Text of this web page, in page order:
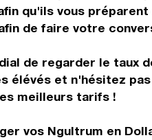
qu'ils vous
de faire votre
de regarder le taux
élévés et n'hésitez
meilleurs tarifs !
vos Ngultrum en